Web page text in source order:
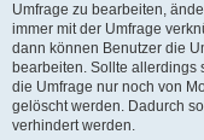
Umfrage zu bearbeiten,
immer mit der Umfrage
dann können Benutzer die
bearbeiten. Sollte allerdings
die Umfrage nur noch von
gelöscht werden. Dadurch
verhindert werden.